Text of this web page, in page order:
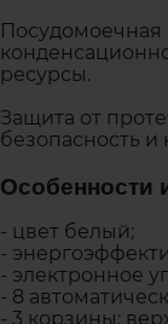
ресурсы.
Защита от
безопасность и
Особенности
- цвет белый;
-
- электронное
- 8
- 3 корзины: